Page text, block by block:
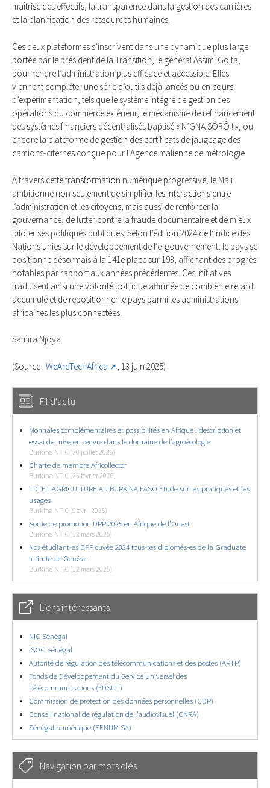
maîtrise des effectifs, la transparence dans la gestion des carrières
et la planification des ressources humaines.
Ces deux plateformes s’inscrivent dans une dynamique plus large
portée par le président de la Transition, le général Assimi Goïta,
pour rendre l’administration plus efficace et accessible. Elles
viennent compléter une série d’outils déjà lancés ou en cours
d’expérimentation, tels que le système intégré de gestion des
opérations du commerce extérieur, le mécanisme de refinancement
des systèmes financiers décentralisés baptisé « N’GNA SÔRÔ ! », ou
encore la plateforme de gestion des certificats de jaugeage des
camions-citernes conçue pour l’Agence malienne de métrologie.
À travers cette transformation numérique progressive, le Mali
ambitionne non seulement de simplifier les interactions entre
l’administration et les citoyens, mais aussi de renforcer la
gouvernance, de lutter contre la fraude documentaire et de mieux
piloter ses politiques publiques. Selon l’édition 2024 de l’indice des
Nations unies sur le développement de l’e-gouvernement, le pays se
positionne désormais à la 141e place sur 193, affichant des progrès
notables par rapport aux années précédentes. Ces initiatives
traduisent ainsi une volonté politique affirmée de combler le retard
accumulé et de repositionner le pays parmi les administrations
africaines les plus connectées.
Samira Njoya
(Source : WeAreTechAfrica , 13 juin 2025)
Fil d'actu
Monnaies complémentaires et possibilités en Afrique : description et
essai de mise en œuvre dans le domaine de l’agroécologie
Burkina NTIC (30 juillet 2026)
Charte de membre Africollector
Burkina NTIC (25 février 2026)
TIC ET AGRICULTURE AU BURKINA FASO Étude sur les pratiques et les
usages
Burkina NTIC (9 avril 2025)
Sortie de promotion DPP 2025 en Afrique de l’Ouest
Burkina NTIC (12 mars 2025)
Nos étudiant-es DPP cuvée 2024 tous-tes diplomés-es de la Graduate
Intitute de Genève
Burkina NTIC (12 mars 2025)
Liens intéressants
NIC Sénégal
ISOC Sénégal
Autorité de régulation des télécommunications et des postes (ARTP)
Fonds de Développement du Service Universel des
Télécommunications (FDSUT)
Commission de protection des données personnelles (CDP)
Conseil national de régulation de l’audiovisuel (CNRA)
Sénégal numérique (SENUM SA)
Navigation par mots clés